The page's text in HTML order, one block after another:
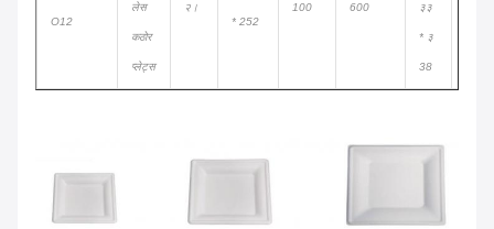
O12
लेस
कठोर
प्लेट्स
२।
* 252
100 600 ३३
* ३
38